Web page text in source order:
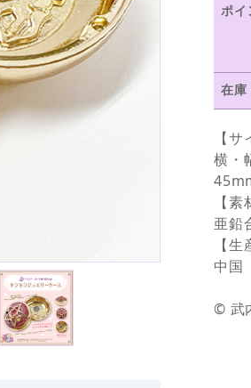
ポイ
在庫
【サ
横・
【素
亜鉛
【生
中国
© 武